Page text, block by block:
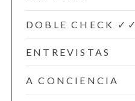
DOBLE CHECK ✓✓
ENTREVISTAS
A CONCIENCIA